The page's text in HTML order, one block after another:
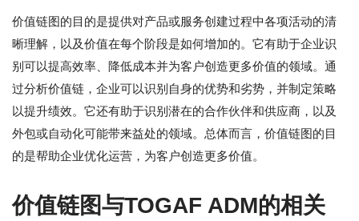
价值链图的目的是提供对产品或服务创建过程中各项活动的清
晰理解，以及价值在每个阶段是如何增加的。它有助于企业识
别可以提高效率、降低成本并为客户创造更多价值的领域。通
过分析价值链，企业可以识别自身的优势和劣势，并制定策略
以提升绩效。它还有助于识别潜在的合作伙伴和供应商，以及
外包或自动化可能带来益处的领域。总体而言，价值链图的目
的是帮助企业优化运营，为客户创造更多价值。
价值链图与TOGAF ADM的相关